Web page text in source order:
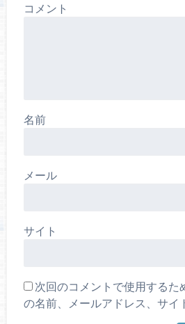
コメント
名前
メール
サイト
次回のコメントで使用するた
の名前、メールアドレス、サイ